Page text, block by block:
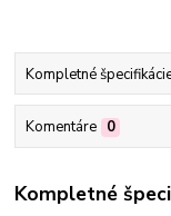
Kompletné
Komentáre 0
Kompletné